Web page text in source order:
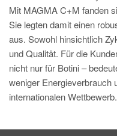
Mit MAGMA C+M fanden
Sie legten damit einen
aus. Sowohl hinsichtlich
und Qualität. Für die
nicht nur für Botini –
weniger Energieverbrauch
internationalen Wettbewerb.